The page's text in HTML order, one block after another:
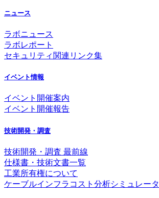
ニュース
ラボニュース
ラボレポート
セキュリティ関連リンク集
イベント情報
イベント開催案内
イベント開催報告
技術開発・調査
技術開発・調査 最前線
仕様書・技術文書一覧
工業所有権について
ケーブルインフラコスト分析シミュレータ